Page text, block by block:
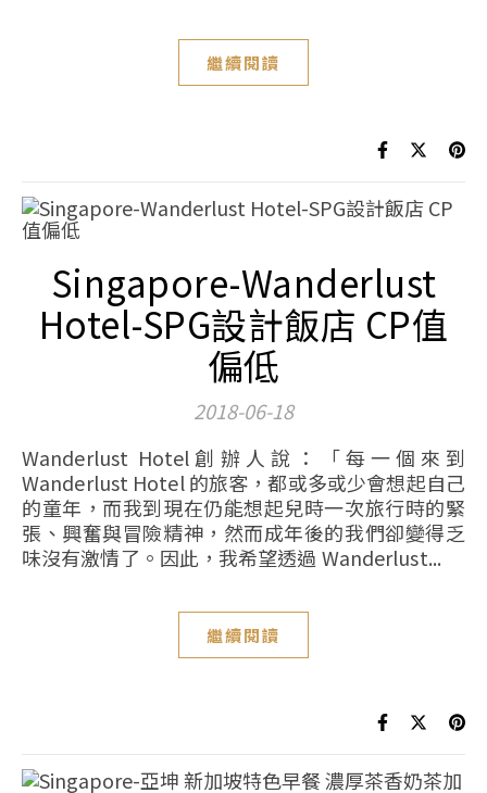
繼續閱讀
Singapore-Wanderlust
Hotel-SPG設計飯店 CP值
偏低
2018-06-18
Wanderlust Hotel創辦人說：「每一個來到
Wanderlust Hotel 的旅客，都或多或少會想起自己
的童年，而我到現在仍能想起兒時一次旅行時的緊
張、興奮與冒險精神，然而成年後的我們卻變得乏
味沒有激情了。因此，我希望透過 Wanderlust...
繼續閱讀